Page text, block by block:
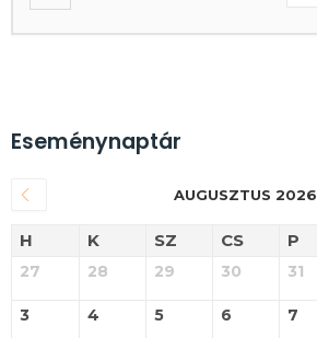
Eseménynaptár
AUGUSZTUS 2026
H K SZ CS P
27 28 29 30 31
3 4 5 6 7